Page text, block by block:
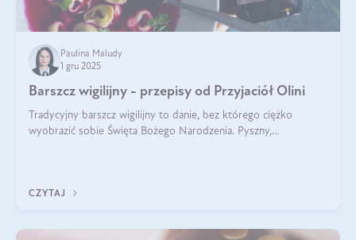
Paulina Maludy
1 gru 2025
Barszcz wigilijny - przepisy od Przyjaciół Olini
Tradycyjny barszcz wigilijny to danie, bez którego ciężko
wyobrazić sobie Święta Bożego Narodzenia. Pyszny,
CZYTAJ